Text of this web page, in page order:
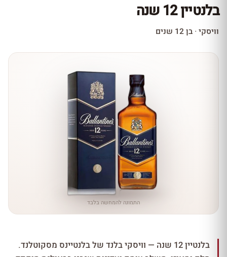
עכשיו ב-10% הנחה
בלנטיין 12 שנה
וויסקי · בן 12 שנים
התמונה להמחשה בלבד
בלנטיין 12 שנה — וויסקי בלנד של בלנטיינס מסקוטלנד.